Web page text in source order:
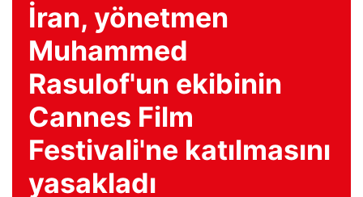
İran, yönetmen
Muhammed
Rasulof'un ekibinin
Cannes Film
Festivali'ne katılmasını
yasakladı